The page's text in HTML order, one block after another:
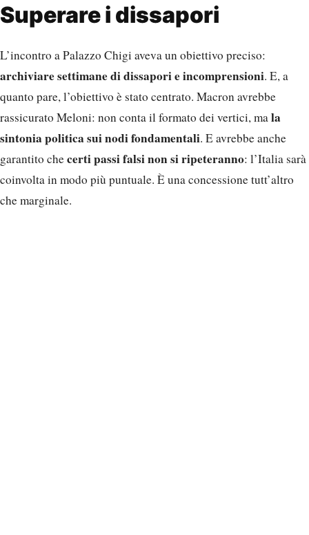
Superare i dissapori
L’incontro a Palazzo Chigi aveva un obiettivo preciso:
archiviare settimane di dissapori e incomprensioni. E, a
quanto pare, l’obiettivo è stato centrato. Macron avrebbe
rassicurato Meloni: non conta il formato dei vertici, mala
sintonia politica sui nodi fondamentali. E avrebbe anche
garantito checerti passi falsi non si ripeteranno: l’Italia sarà
coinvolta in modo più puntuale. È una concessione tutt’altro
che marginale.